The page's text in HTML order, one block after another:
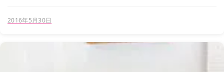
2016年5月30日